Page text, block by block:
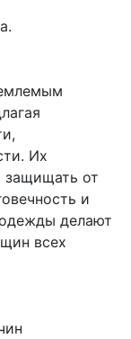
Их
от
и
делают
всех